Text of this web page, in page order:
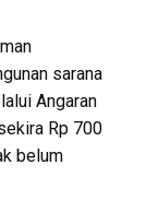
sarana
Angaran
Rp 700
belum